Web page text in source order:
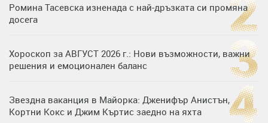
Ромина Тасевска изненада с най-дръзката си промяна
досега
Хороскоп за АВГУСТ 2026 г.: Нови възможности, важни
решения и емоционален баланс
Звездна ваканция в Майорка: Дженифър Анистън,
Кортни Кокс и Джим Къртис заедно на яхта